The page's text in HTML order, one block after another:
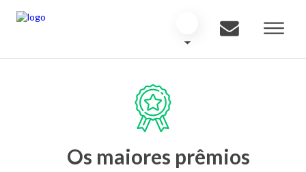
Os maiores prêmios